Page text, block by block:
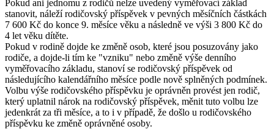
Pokud ani jednomu z rodičů nelze uvedený vyměřovací základ
stanovit, náleží rodičovský příspěvek v pevných měsíčních částkách
7 600 Kč do konce 9. měsíce věku a následně ve výši 3 800 Kč do
4 let věku dítěte.
Pokud v rodině dojde ke změně osob, které jsou posuzovány jako
rodiče, a dojde-li tím ke "vzniku" nebo změně výše denního
vyměřovacího základu, stanoví se rodičovský příspěvek od
následujícího kalendářního měsíce podle nově splněných podmínek.
Volbu výše rodičovského příspěvku je oprávněn provést jen rodič,
který uplatnil nárok na rodičovský příspěvek, měnit tuto volbu lze
jedenkrát za tři měsíce, a to i v případě, že došlo u rodičovského
příspěvku ke změně oprávněné osoby.